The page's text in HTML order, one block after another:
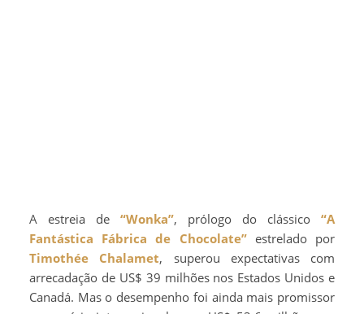
A estreia de “Wonka”, prólogo do clássico “A
Fantástica Fábrica de Chocolate”estrelado por
Timothée Chalamet, superou expectativas com
arrecadação de US$ 39 milhões nos Estados Unidos e
Canadá. Mas o desempenho foi ainda mais promissor